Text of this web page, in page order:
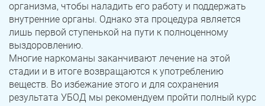
организма, чтобы наладить его работу и поддержать
внутренние органы. Однако эта процедура является
лишь первой ступенькой на пути к полноценному
выздоровлению.
Многие наркоманы заканчивают лечение на этой
стадии и в итоге возвращаются к употреблению
веществ. Во избежание этого и для сохранения
результата УБОД мы рекомендуем пройти полный курс